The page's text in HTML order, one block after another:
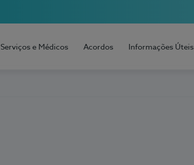
Serviços e Médicos Acordos Informações Úteis